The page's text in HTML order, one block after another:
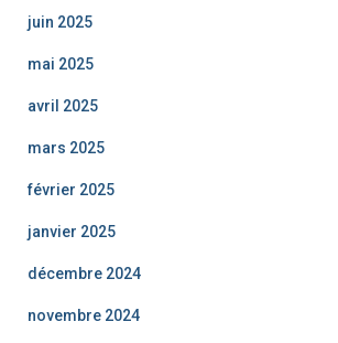
juin 2025
mai 2025
avril 2025
mars 2025
février 2025
janvier 2025
décembre 2024
novembre 2024